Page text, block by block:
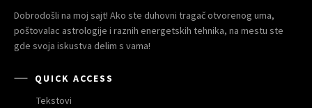
Dobrodošli na moj sajt! Ako ste duhovni tragač otvorenog uma,
poštovalac astrologije i raznih energetskih tehnika, na mestu ste
gde svoja iskustva delim s vama!
QUICK ACCESS
Tekstovi